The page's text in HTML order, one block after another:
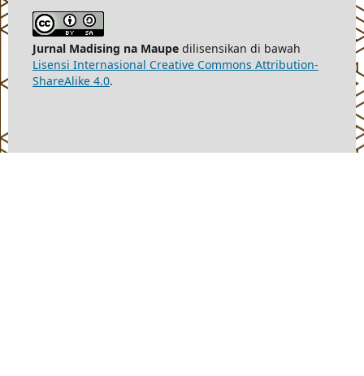
Jurnal Madising na Maupedilisensikan di bawah
Lisensi Internasional Creative Commons Attribution-
ShareAlike 4.0.